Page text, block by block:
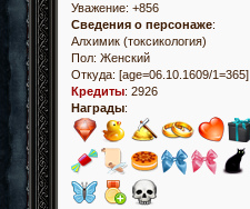
Уважение: +856
Сведения о персонаже:
Алхимик (токсикология)
Пол: Женский
Откуда: [age=06.10.1609/1=365]
Кредиты: 2926
Награды: